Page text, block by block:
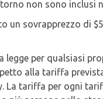
non sono inclusi
un sovrapprezzo di
legge per qualsiasi
alla tariffa
La tariffa per ogni